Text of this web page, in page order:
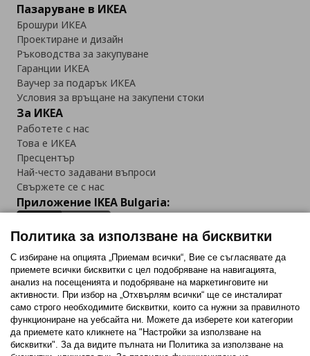
Пазаруване в ИКЕА
Брошури ИКЕА
Проектиране и дизайн
Ръководства за закупуване
Гаранции ИКЕА
Ваучер за подарък ИКЕА
Условия за връщане на закупени стоки
За ИКЕА
Работете с нас
Това е ИКЕА
Пресцентър
Най-често задавани въпроси
Свържете се с нас
Приложение IKEA Bulgaria:
Последвайте ни:
FacebookTwitterYoutubePinterestInstagram
Политика за използване на бисквитки
С избиране на опцията „Приемам всички“, Вие се съгласявате да
приемете всички бисквитки с цел подобряване на навигацията,
анализ на посещенията и подобряване на маркетинговите ни
активности. При избор на „Отхвърлям всички“ ще се инсталират
само строго необходимитe бисквитки, които са нужни за правилното
функциониране на уебсайта ни. Можете да изберете кои категории
да приемете като кликнете на "Настройки за използване на
бисквитки". За да видите пълната ни Политика за използване на